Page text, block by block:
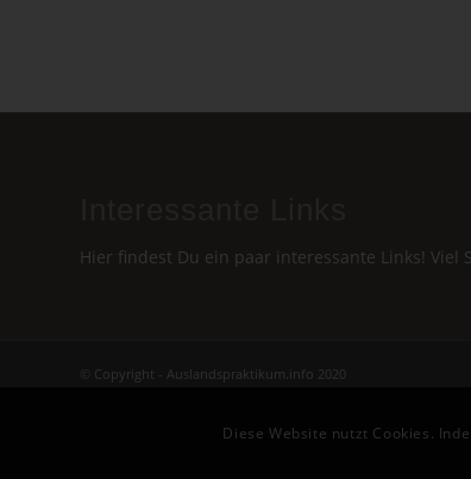
Hier findest Du ein paar interessante Links! Viel
© Copyright - Auslandspraktikum.info 2020
Diese Website nutzt Cookies.